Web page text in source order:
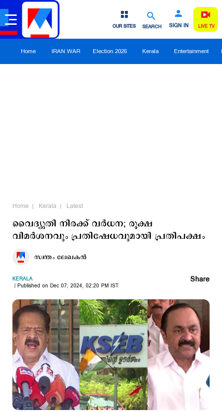
SEARCH SIGN IN
OUR SITES LIVE TV
Home IRAN WAR Election 2026 Kerala Entertainment
Home Kerala Latest
വൈദ്യുതി നിരക്ക് വര്‍ധന; രൂക്ഷ
വിമര്‍ശനവും പ്രതിഷേധവുമായി പ്രതിപക്ഷം
സ്വന്തം ലേഖകൻ
KERALA
Published on Dec 07, 2024, 02:20 PM IST
Share